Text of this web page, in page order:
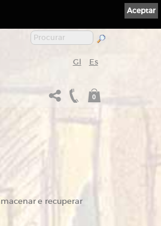
Gl Es
0
e recuperar
Aceptar